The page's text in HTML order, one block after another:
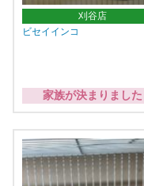
刈谷店
ビセイインコ
家族が決まりました